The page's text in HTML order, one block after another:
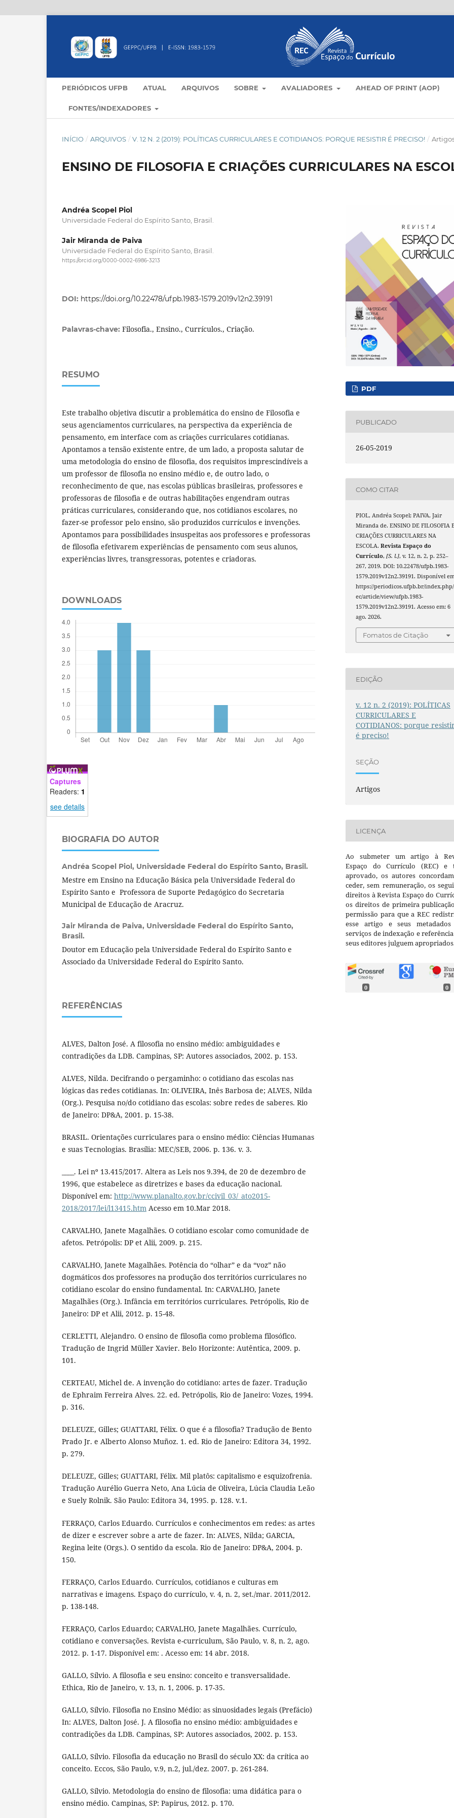
PERIÓDICOS UFPB ATUAL ARQUIVOS SOBRE AVALIADORES AHEAD OF PRINT (AOP)
FONTES/INDEXADORES
INÍCIO / ARQUIVOS / V. 12 N. 2 (2019): POLÍTICAS CURRICULARES E COTIDIANOS: PORQUE RESISTIR É PRECISO! /
ENSINO DE FILOSOFIA E CRIAÇÕES CURRICULARES NA
Andréa Scopel Piol
Universidade Federal do Espírito Santo, Brasil.
Jair Miranda de Paiva
Universidade Federal do Espírito Santo, Brasil.
https://orcid.org/0000-0002-6986-3213
DOI: https://doi.org/10.22478/ufpb.1983-1579.2019v12n2.39191
Palavras-chave: Filosofia., Ensino., Currículos., Criação.
RESUMO
Este trabalho objetiva discutir a problemática do ensino de Filosofia e
seus agenciamentos curriculares, na perspectiva da experiência de
pensamento, em interface com as criações curriculares cotidianas.
Apontamos a tensão existente entre, de um lado, a proposta salutar de
uma metodologia do ensino de filosofia, dos requisitos imprescindíveis a
um professor de filosofia no ensino médio e, de outro lado, o
reconhecimento de que, nas escolas públicas brasileiras, professores e
professoras de filosofia e de outras habilitações engendram outras
práticas curriculares, considerando que, nos cotidianos escolares, no
fazer-se professor pelo ensino, são produzidos currículos e invenções.
Apontamos para possibilidades insuspeitas aos professores e professoras
de filosofia efetivarem experiências de pensamento com seus alunos,
experiências livres, transgressoras, potentes e criadoras.
DOWNLOADS
Captures
Readers: 1
see details
BIOGRAFIA DO AUTOR
Andréa Scopel Piol, Universidade Federal do Espírito Santo, Brasil.
Mestre em Ensino na Educação Básica pela Universidade Federal do
Espírito Santo e Professora de Suporte Pedagógico do Secretaria
Municipal de Educação de Aracruz.
Jair Miranda de Paiva, Universidade Federal do Espírito Santo,
Brasil.
Doutor em Educação pela Universidade Federal do Espírito Santo e
Associado da Universidade Federal do Espírito Santo.
REFERÊNCIAS
ALVES, Dalton José. A filosofia no ensino médio: ambiguidades e
contradições da LDB. Campinas, SP: Autores associados, 2002. p. 153.
ALVES, Nilda. Decifrando o pergaminho: o cotidiano das escolas nas
lógicas das redes cotidianas. In: OLIVEIRA, Inês Barbosa de; ALVES, Nilda
(Org.). Pesquisa no/do cotidiano das escolas: sobre redes de saberes. Rio
de Janeiro: DP&A, 2001. p. 15-38.
BRASIL. Orientações curriculares para o ensino médio: Ciências Humanas
e suas Tecnologias. Brasília: MEC/SEB, 2006. p. 136. v. 3.
____. Lei nº 13.415/2017. Altera as Leis nos 9.394, de 20 de dezembro de
1996, que estabelece as diretrizes e bases da educação nacional.
Disponível em: http://www.planalto.gov.br/ccivil_03/_ato2015-
2018/2017/lei/l13415.htm Acesso em 10.Mar 2018.
CARVALHO, Janete Magalhães. O cotidiano escolar como comunidade de
afetos. Petrópolis: DP et Alii, 2009. p. 215.
CARVALHO, Janete Magalhães. Potência do “olhar” e da “voz” não
dogmáticos dos professores na produção dos territórios curriculares no
cotidiano escolar do ensino fundamental. In: CARVALHO, Janete
Magalhães (Org.). Infância em territórios curriculares. Petrópolis, Rio de
Janeiro: DP et Alii, 2012. p. 15-48.
CERLETTI, Alejandro. O ensino de filosofia como problema filosófico.
Tradução de Ingrid Müller Xavier. Belo Horizonte: Autêntica, 2009. p.
101.
CERTEAU, Michel de. A invenção do cotidiano: artes de fazer. Tradução
de Ephraim Ferreira Alves. 22. ed. Petrópolis, Rio de Janeiro: Vozes, 1994.
p. 316.
DELEUZE, Gilles; GUATTARI, Félix. O que é a filosofia? Tradução de Bento
Prado Jr. e Alberto Alonso Muñoz. 1. ed. Rio de Janeiro: Editora 34, 1992.
p. 279.
DELEUZE, Gilles; GUATTARI, Félix. Mil platôs: capitalismo e esquizofrenia.
Tradução Aurélio Guerra Neto, Ana Lúcia de Oliveira, Lúcia Claudia Leão
e Suely Rolnik. São Paulo: Editora 34, 1995. p. 128. v.1.
FERRAÇO, Carlos Eduardo. Currículos e conhecimentos em redes: as artes
de dizer e escrever sobre a arte de fazer. In: ALVES, Nilda; GARCIA,
Regina leite (Orgs.). O sentido da escola. Rio de Janeiro: DP&A, 2004. p.
150.
FERRAÇO, Carlos Eduardo. Currículos, cotidianos e culturas em
narrativas e imagens. Espaço do currículo, v. 4, n. 2, set./mar. 2011/2012.
p. 138-148.
FERRAÇO, Carlos Eduardo; CARVALHO, Janete Magalhães. Currículo,
cotidiano e conversações. Revista e-curriculum, São Paulo, v. 8, n. 2, ago.
2012. p. 1-17. Disponível em: . Acesso em: 14 abr. 2018.
GALLO, Sílvio. A filosofia e seu ensino: conceito e transversalidade.
Ethica, Rio de Janeiro, v. 13, n. 1, 2006. p. 17-35.
GALLO, Sílvio. Filosofia no Ensino Médio: as sinuosidades legais (Prefácio)
In: ALVES, Dalton José. J. A filosofia no ensino médio: ambiguidades e
contradições da LDB. Campinas, SP: Autores associados, 2002. p. 153.
GALLO, Sílvio. Filosofia da educação no Brasil do século XX: da crítica ao
conceito. Eccos, São Paulo, v.9, n.2, jul./dez. 2007. p. 261-284.
GALLO, Sílvio. Metodologia do ensino de filosofia: uma didática para o
ensino médio. Campinas, SP: Papirus, 2012. p. 170.
PDF
PUBLICADO
26-05-2019
COMO CITAR
PIOL, Andréa Scopel; PAIVA, Jair
Miranda de. ENSINO DE FILOSOFIA
CRIAÇÕES CURRICULARES NA
ESCOLA.Revista Espaço do
Currículo,[S. l.], v. 12, n. 2, p. 252–
267, 2019. DOI: 10.22478/ufpb.1983-
1579.2019v12n2.39191. Disponível
https://periodicos.ufpb.br/
ec/article/view/ufpb.1983-
1579.2019v12n2.39191. Acesso em: 6
ago. 2026.
Fomatos de Citação
EDIÇÃO
v. 12 n. 2 (2019): POLÍTICAS
CURRICULARES E
COTIDIANOS: porque
é preciso!
SEÇÃO
Artigos
LICENÇA
Ao submeter um artigo à
Espaço do Currículo (REC) e
aprovado, os autores
ceder, sem remuneração, os
direitos à Revista Espaço do
os direitos de primeira
permissão para que a REC
esse artigo e seus metadados
serviços de indexação e
seus editores julguem
0 0